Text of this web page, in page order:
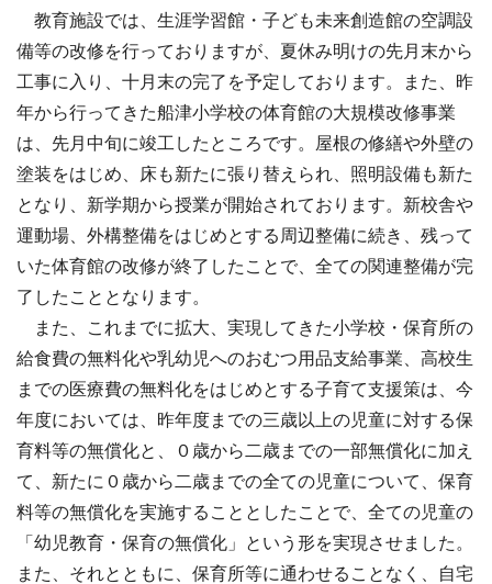
教育施設では、生涯学習館・子ども未来創造館の空調設
備等の改修を行っておりますが、夏休み明けの先月末から
工事に入り、十月末の完了を予定しております。また、昨
年から行ってきた船津小学校の体育館の大規模改修事業
は、先月中旬に竣工したところです。屋根の修繕や外壁の
塗装をはじめ、床も新たに張り替えられ、照明設備も新た
となり、新学期から授業が開始されております。新校舎や
運動場、外構整備をはじめとする周辺整備に続き、残って
いた体育館の改修が終了したことで、全ての関連整備が完
了したこととなります。
また、これまでに拡大、実現してきた小学校・保育所の
給食費の無料化や乳幼児へのおむつ用品支給事業、高校生
までの医療費の無料化をはじめとする子育て支援策は、今
年度においては、昨年度までの三歳以上の児童に対する保
育料等の無償化と、０歳から二歳までの一部無償化に加え
て、新たに０歳から二歳までの全ての児童について、保育
料等の無償化を実施することとしたことで、全ての児童の
「幼児教育・保育の無償化」という形を実現させました。
また、それとともに、保育所等に通わせることなく、自宅